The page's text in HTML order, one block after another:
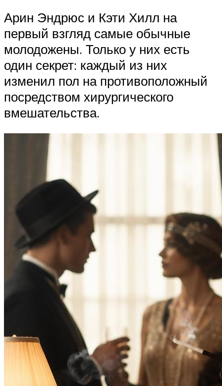
Арин Эндрюс и Кэти Хилл на
первый взгляд самые обычные
молодожены. Только у них есть
один секрет: каждый из них
изменил пол на противоположный
посредством хирургического
вмешательства.